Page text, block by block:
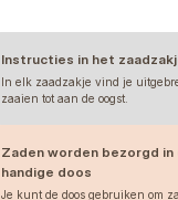
Instructies in het
In elk zaadzakje vind je
zaaien tot aan de oogst.
Zaden worden bezorgd in
handige doos
Je kunt de doos gebruiken om